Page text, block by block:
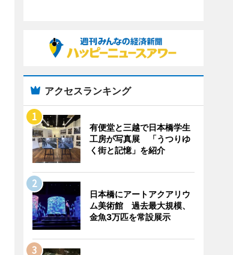
アクセスランキング
有便堂と三越で日本橋学生
工房が写真展 「うつりゆ
く街と記憶」を紹介
日本橋にアートアクアリウ
ム美術館 過去最大規模、
金魚3万匹を常設展示